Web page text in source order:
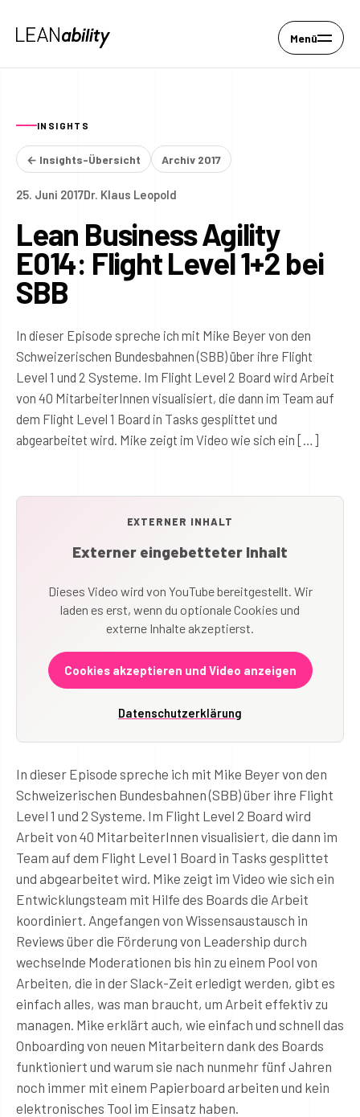
Menü
INSIGHTS
← Insights-Übersicht Archiv 2017
25. Juni 2017Dr. Klaus Leopold
Lean Business Agility
E014: Flight Level 1+2 bei
SBB
In dieser Episode spreche ich mit Mike Beyer von den
Schweizerischen Bundesbahnen (SBB) über ihre Flight
Level 1 und 2 Systeme. Im Flight Level 2 Board wird Arbeit
von 40 MitarbeiterInnen visualisiert, die dann im Team auf
dem Flight Level 1 Board in Tasks gesplittet und
abgearbeitet wird. Mike zeigt im Video wie sich ein […]
EXTERNER INHALT
Externer eingebetteter Inhalt
Dieses Video wird von YouTube bereitgestellt. Wir
laden es erst, wenn du optionale Cookies und
externe Inhalte akzeptierst.
Cookies akzeptieren und Video anzeigen
Datenschutzerklärung
In dieser Episode spreche ich mit Mike Beyer von den
Schweizerischen Bundesbahnen (SBB) über ihre Flight
Level 1 und 2 Systeme. Im Flight Level 2 Board wird
Arbeit von 40 MitarbeiterInnen visualisiert, die dann im
Team auf dem Flight Level 1 Board in Tasks gesplittet
und abgearbeitet wird. Mike zeigt im Video wie sich ein
Entwicklungsteam mit Hilfe des Boards die Arbeit
koordiniert. Angefangen von Wissensaustausch in
Reviews über die Förderung von Leadership durch
wechselnde Moderationen bis hin zu einem Pool von
Arbeiten, die in der Slack-Zeit erledigt werden, gibt es
einfach alles, was man braucht, um Arbeit effektiv zu
managen. Mike erklärt auch, wie einfach und schnell das
Onboarding von neuen Mitarbeitern dank des Boards
funktioniert und warum sie nach nunmehr fünf Jahren
noch immer mit einem Papierboard arbeiten und kein
elektronisches Tool im Einsatz haben.